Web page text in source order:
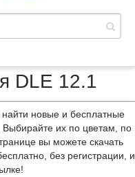
DLE 12.1
новые и бесплатные
их по цветам, по
вы можете скачать
без регистрации, и